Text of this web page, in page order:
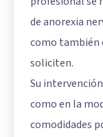
de anorexia
como también
soliciten.
Su
como en la
comodidades